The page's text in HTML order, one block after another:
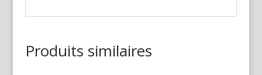
Produits similaires